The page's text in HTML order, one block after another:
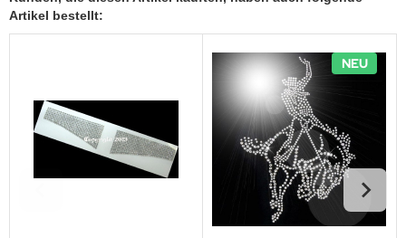
Artikel bestellt:
NEU